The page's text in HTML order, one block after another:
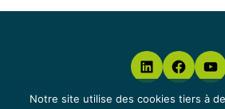
Notre site utilise des cookies tiers à